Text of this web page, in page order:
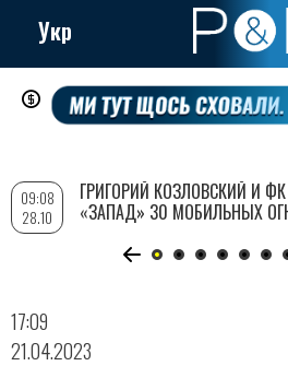
Перейти
содержанию
Укр
17:09
21.04.2023
09:08
28.10
ГРИГОРИЙ КОЗЛОВСКИЙ И
«ЗАПАД» 30 МОБИЛЬНЫХ